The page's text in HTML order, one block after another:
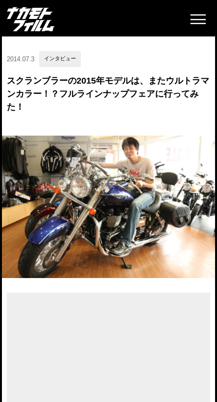
2014.07.3 インタビュー
スクランブラーの2015年モデルは、またウルトラマ
ンカラー！？フルラインナップフェアに行ってみ
た！